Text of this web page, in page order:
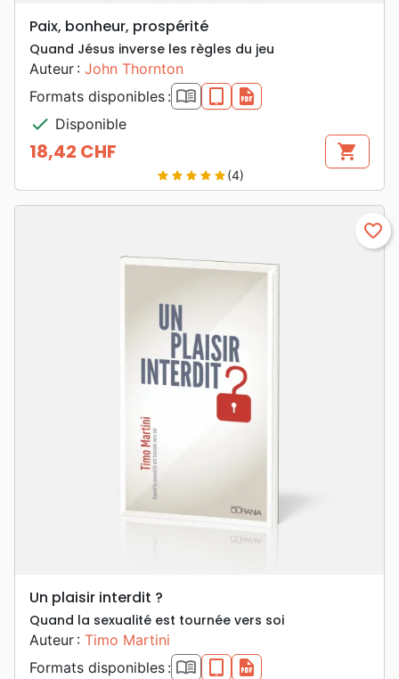
Paix, bonheur, prospérité
Quand Jésus inverse les règles du jeu
Auteur : John Thornton
Formats disponibles : book_open epub
pdf
check Disponible
Prix
18,42 CHF shopping_cart
star star star star star(4)
favorite_border
Un plaisir interdit ?
Quand la sexualité est tournée vers soi
Auteur : Timo Martini
Formats disponibles : book_open epub
pdf